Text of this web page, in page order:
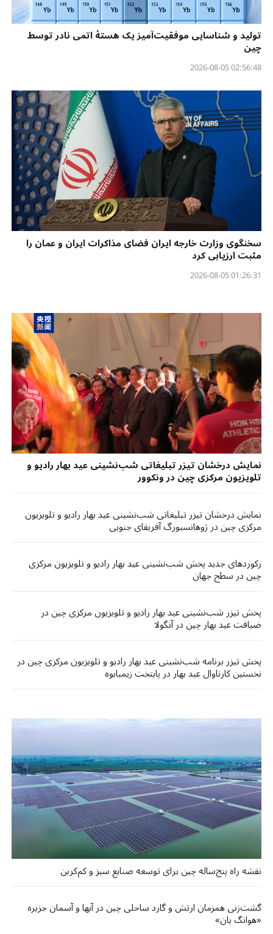
تولید و شناسایی موفقیت‌آمیز یک هستهٔ اتمی نادر توسط
چین
02:56:48 2026-08-05
سخنگوی وزارت خارجه ایران فضای مذاکرات ایران و عمان را
مثبت ارزیابی کرد
01:26:31 2026-08-05
نمایش درخشان تیزر تبلیغاتی شب‌نشینی عید بهار رادیو و
تلویزیون مرکزی چین در ونکوور
نمایش درخشان تیزر تبلیغاتی شب‌نشینی عید بهار رادیو و تلویزیون
مرکزی چین در ژوهانسبورگ آفریقای جنوبی
رکوردهای جدید پخش شب‌نشینی عید بهار رادیو و تلویزیون مرکزی
چین در سطح جهان
پخش تیزر شب‌نشینی عید بهار رادیو و تلویزیون مرکزی چین در
ضیافت عید بهار چین در آنگولا
پخش تیزر برنامه شب‌نشینی عید بهار رادیو و تلویزیون مرکزی چین در
نخستین کارناوال عید بهار در پایتخت زیمبابوه
نقشه راه پنج‌ساله چین برای توسعه صنایع سبز و کم‌کربن
گشت‌زنی‌ همزمان ارتش و گارد ساحلی چین در آبها و آسمان جزیره
«هوانگ‌ یان»